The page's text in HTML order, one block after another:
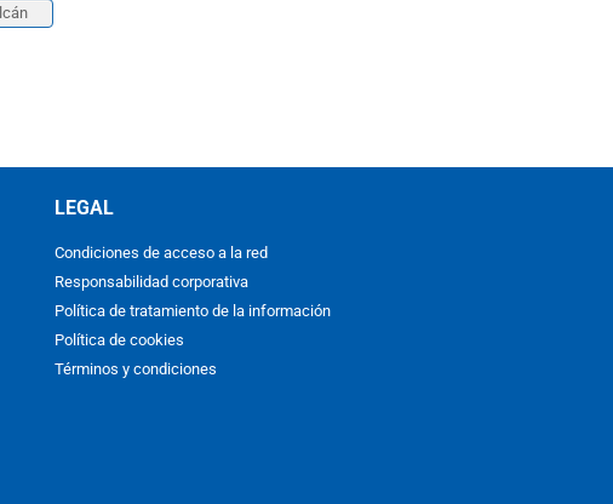
LEGAL
Condiciones de acceso a la red
Responsabilidad corporativa
Política de tratamiento de la información
Política de cookies
Términos y condiciones